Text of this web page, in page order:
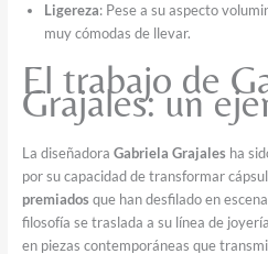
Ligereza: Pese a su aspecto
muy cómodas de llevar.
El trabajo de
Grajales: un
La diseñadora Gabriela Grajales ha
por su capacidad de transformar
premiados que han desfilado en
filosofía se traslada a su línea de
en piezas contemporáneas que